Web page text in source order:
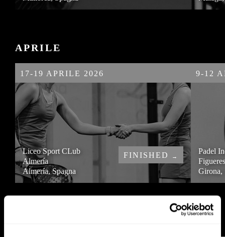
APRILE
17-19 APRILE 2026
Liceo Sport CLub
Almería
Almería, Spagna
FINISHED →
9-12
Padel
Figueres
Girona,